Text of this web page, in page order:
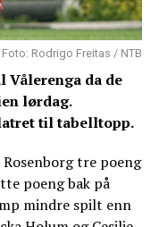
Rodrigo Freitas / NTB
Vålerenga da de
lørdag.
til tabelltopp.
tre poeng
poeng bak på
mindre spilt enn